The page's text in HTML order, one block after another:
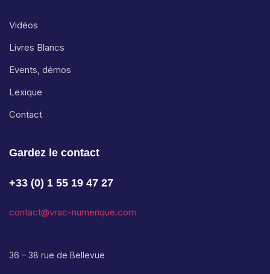
Vidéos
Livres Blancs
Events, démos
Lexique
Contact
Gardez le contact
+33 (0) 1 55 19 47 27
contact@vrac-numerique.com
36 – 38 rue de Bellevue